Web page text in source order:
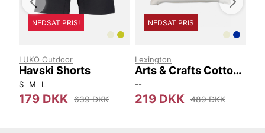
NEDSAT PRIS!
LUKO Outdoor
Havski Shorts
S M L
179 DKK 639 DKK
NEDSAT PRIS
Lexington
Arts & Crafts Cotton
Twill Pillow Cover
--
219 DKK 489 DKK